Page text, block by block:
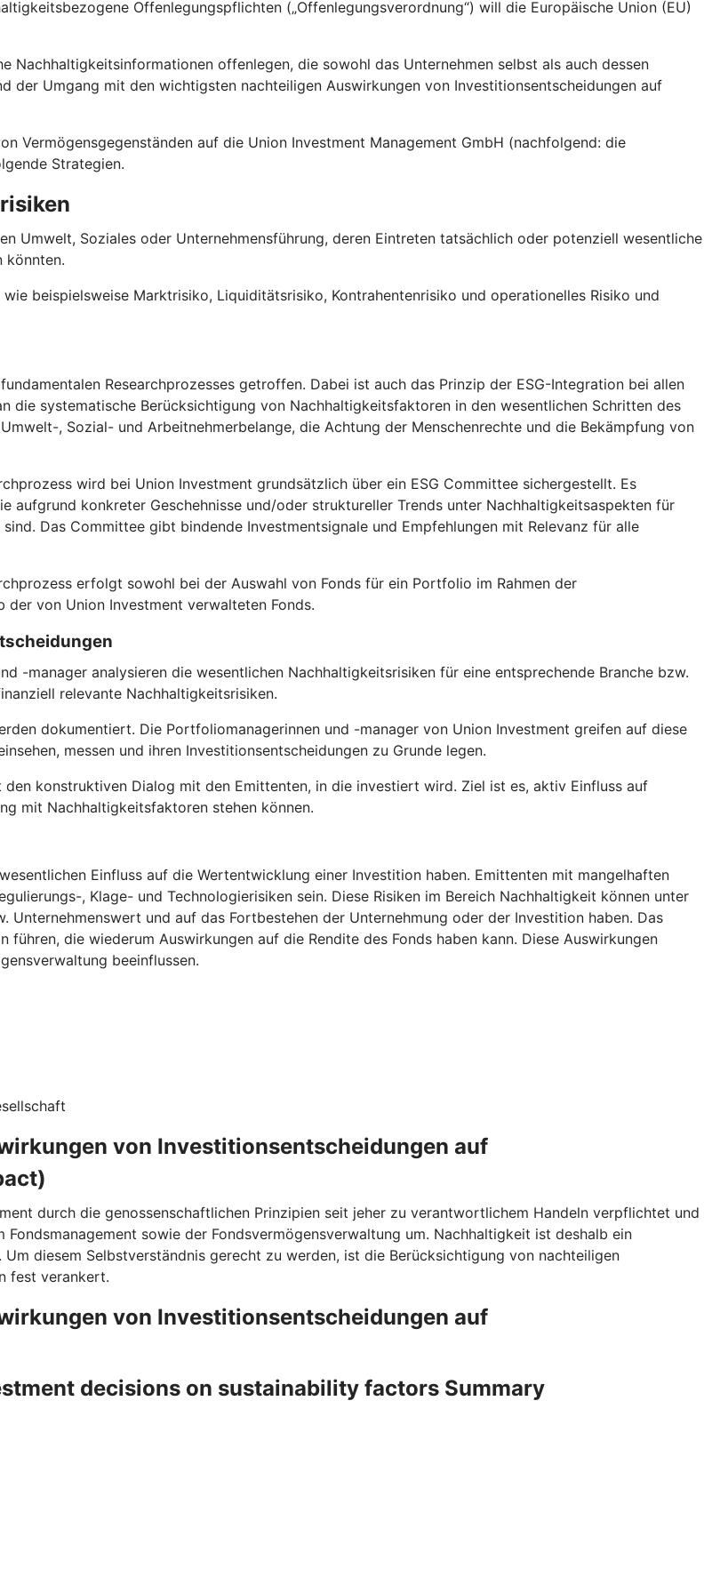
Offenlegungspflichten („Offenlegungsverordnung“) will die Europäische Union (EU)
Nachhaltigkeitsinformationen offenlegen, die sowohl das Unternehmen selbst als auch dessen
der Umgang mit den wichtigsten nachteiligen Auswirkungen von Investitionsentscheidungen auf
Vermögensgegenständen auf die Union Investment Management GmbH (nachfolgend: die
Strategien.
Umwelt, Soziales oder Unternehmensführung, deren Eintreten tatsächlich oder potenziell wesentliche
könnten.
beispielsweise Marktrisiko, Liquiditätsrisiko, Kontrahentenrisiko und operationelles Risiko und
Researchprozesses getroffen. Dabei ist auch das Prinzip der ESG-Integration bei allen
die systematische Berücksichtigung von Nachhaltigkeitsfaktoren in den wesentlichen Schritten des
, Sozial- und Arbeitnehmerbelange, die Achtung der Menschenrechte und die Bekämpfung von
wird bei Union Investment grundsätzlich über ein ESG Committee sichergestellt. Es
aufgrund konkreter Geschehnisse und/oder struktureller Trends unter Nachhaltigkeitsaspekten für
Das Committee gibt bindende Investmentsignale und Empfehlungen mit Relevanz für alle
erfolgt sowohl bei der Auswahl von Fonds für ein Portfolio im Rahmen der
der von Union Investment verwalteten Fonds.
-manager analysieren die wesentlichen Nachhaltigkeitsrisiken für eine entsprechende Branche bzw.
relevante Nachhaltigkeitsrisiken.
dokumentiert. Die Portfoliomanagerinnen und -manager von Union Investment greifen auf diese
messen und ihren Investitionsentscheidungen zu Grunde legen.
konstruktiven Dialog mit den Emittenten, in die investiert wird. Ziel ist es, aktiv Einfluss auf
mit Nachhaltigkeitsfaktoren stehen können.
Einfluss auf die Wertentwicklung einer Investition haben. Emittenten mit mangelhaften
, Klage- und Technologierisiken sein. Diese Risiken im Bereich Nachhaltigkeit können unter
und auf das Fortbestehen der Unternehmung oder der Investition haben. Das
die wiederum Auswirkungen auf die Rendite des Fonds haben kann. Diese Auswirkungen
beeinflussen.
von Investitionsentscheidungen auf
durch die genossenschaftlichen Prinzipien seit jeher zu verantwortlichem Handeln verpflichtet und
sowie der Fondsvermögensverwaltung um. Nachhaltigkeit ist deshalb ein
diesem Selbstverständnis gerecht zu werden, ist die Berücksichtigung von nachteiligen
fest verankert.
von Investitionsentscheidungen auf
decisions on sustainability factors Summary